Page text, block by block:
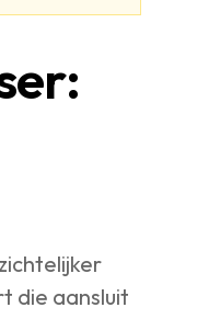
die aansluit